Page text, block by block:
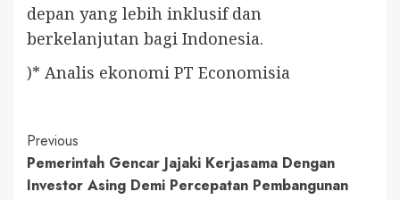
depan yang lebih inklusif dan
berkelanjutan bagi Indonesia.
)* Analis ekonomi PT Economisia
Continue
Reading
Previous
Pemerintah Gencar Jajaki Kerjasama Dengan
Investor Asing Demi Percepatan Pembangunan